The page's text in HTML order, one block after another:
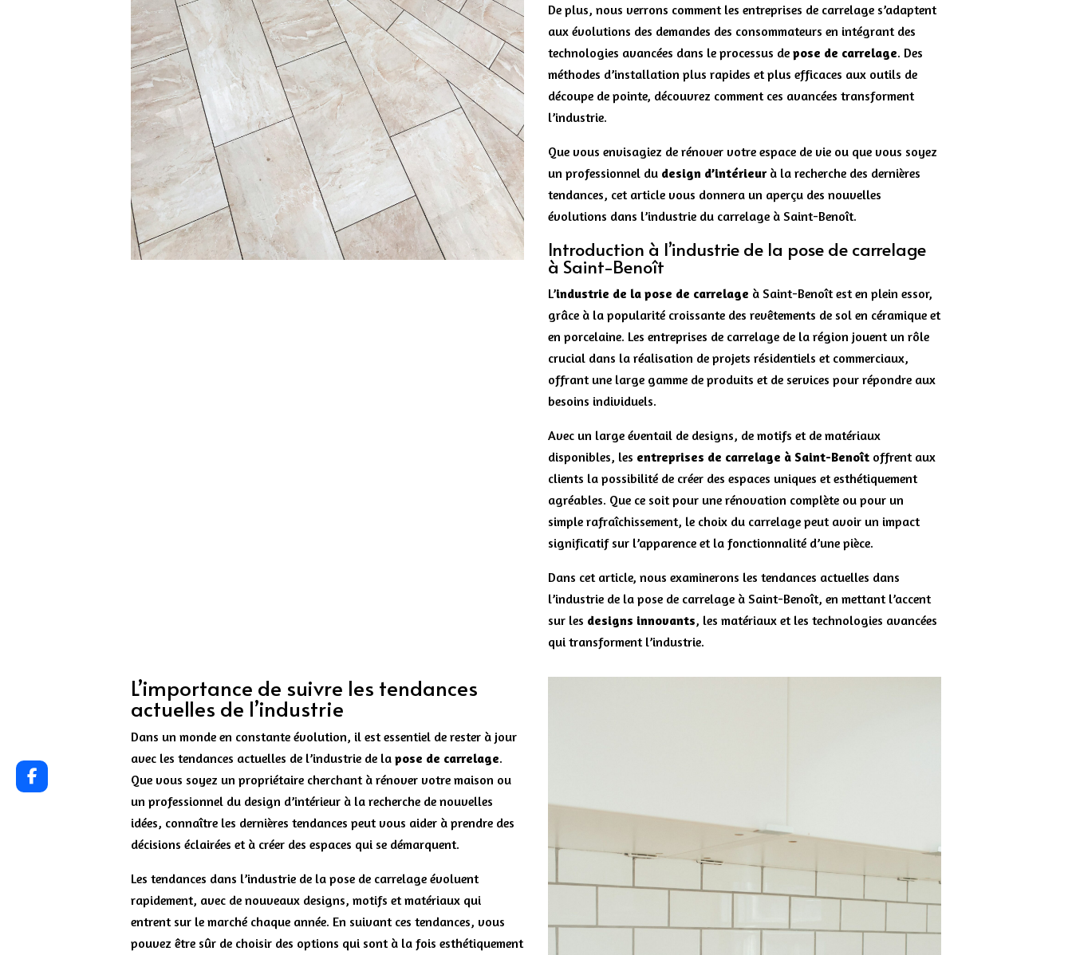
De plus, nous verrons comment les entreprises de carrelage s’adaptent
aux évolutions des demandes des consommateurs en intégrant des
technologies avancées dans le processus depose de carrelage. Des
méthodes d’installation plus rapides et plus efficaces aux outils de
découpe de pointe, découvrez comment ces avancées transforment
l’industrie.
Que vous envisagiez de rénover votre espace de vie ou que vous soyez
un professionnel du design d’intérieurà la recherche des dernières
tendances, cet article vous donnera un aperçu des nouvelles
évolutions dans l’industrie du carrelage à Saint-Benoît.
Introduction à l’industrie de la pose de carrelage
à Saint-Benoît
L’industrie de la pose de carrelage à Saint-Benoît est en plein essor,
grâce à la popularité croissante des revêtements de sol en céramique et
en porcelaine. Les entreprises de carrelage de la région jouent un rôle
crucial dans la réalisation de projets résidentiels et commerciaux,
offrant une large gamme de produits et de services pour répondre aux
besoins individuels.
Avec un large éventail de designs, de motifs et de matériaux
disponibles, les entreprises de carrelage à Saint-Benoît offrent aux
clients la possibilité de créer des espaces uniques et esthétiquement
agréables. Que ce soit pour une rénovation complète ou pour un
simple rafraîchissement, le choix du carrelage peut avoir un impact
significatif sur l’apparence et la fonctionnalité d’une pièce.
Dans cet article, nous examinerons les tendances actuelles dans
l’industrie de la pose de carrelage à Saint-Benoît, en mettant l’accent
sur les designs innovants, les matériaux et les technologies avancées
qui transforment l’industrie.
L’importance de suivre les tendances
actuelles de l’industrie
Dans un monde en constante évolution, il est essentiel de rester à jour
avec les tendances actuelles de l’industrie de la pose de carrelage.
Que vous soyez un propriétaire cherchant à rénover votre maison ou
un professionnel du design d’intérieur à la recherche de nouvelles
idées, connaître les dernières tendances peut vous aider à prendre des
décisions éclairées et à créer des espaces qui se démarquent.
Les tendances dans l’industrie de la pose de carrelage évoluent
rapidement, avec de nouveaux designs, motifs et matériaux qui
entrent sur le marché chaque année. En suivant ces tendances, vous
pouvez être sûr de choisir des options qui sont à la fois esthétiquement